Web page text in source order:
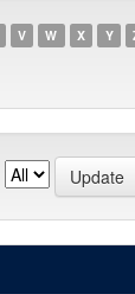
V W X Y